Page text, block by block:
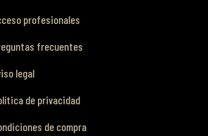
profesionales
frecuentes
legal
de privacidad
de compra